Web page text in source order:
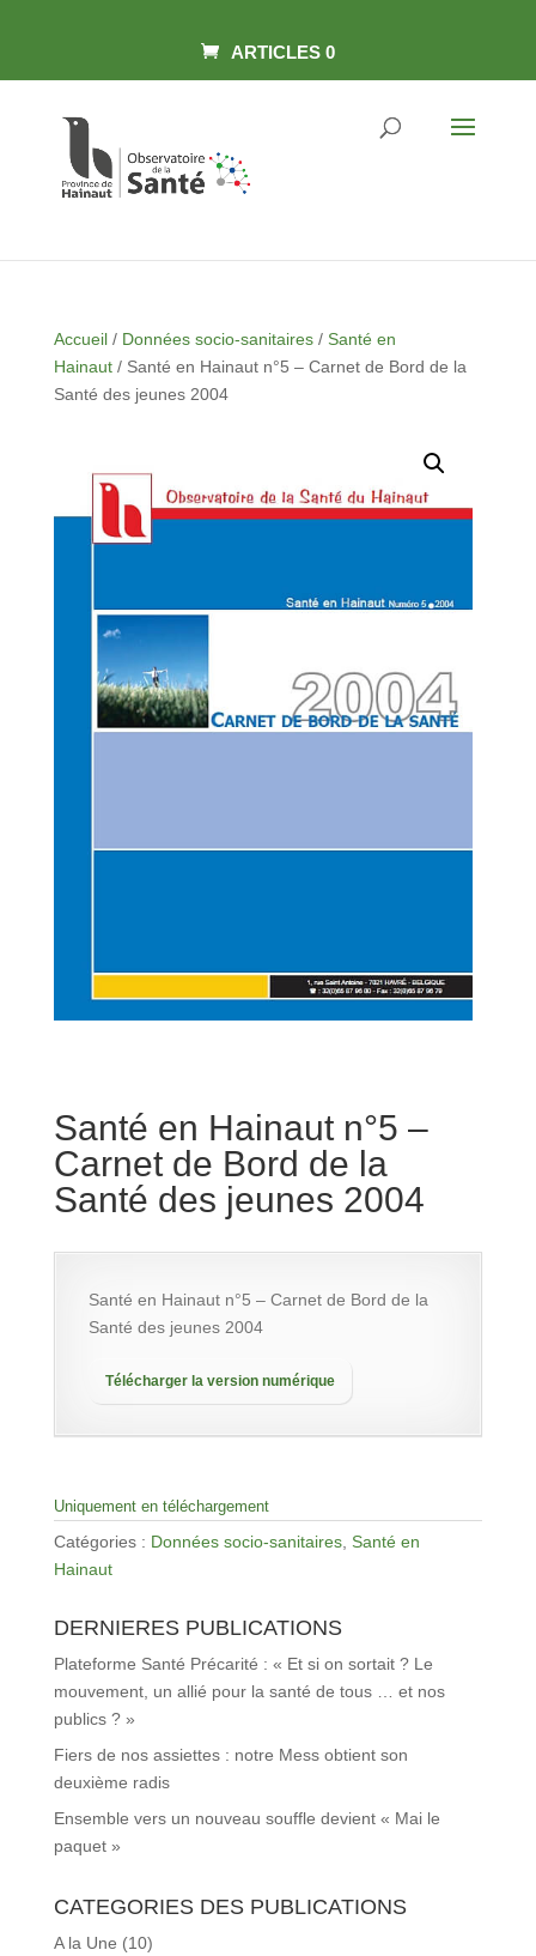
ARTICLES 0
Accueil/ Données socio-sanitaires/ Santé en
Hainaut/ Santé en Hainaut n°5 – Carnet de Bord de la
Santé des jeunes 2004
Santé en Hainaut n°5 –
Carnet de Bord de la
Santé des jeunes 2004
Santé en Hainaut n°5 – Carnet de Bord de la
Santé des jeunes 2004
Télécharger la version numérique
Uniquement en téléchargement
Catégories : Données socio-sanitaires, Santé en
Hainaut
DERNIERES PUBLICATIONS
Plateforme Santé Précarité : « Et si on sortait ? Le
mouvement, un allié pour la santé de tous … et nos
publics ? »
Fiers de nos assiettes : notre Mess obtient son
deuxième radis
Ensemble vers un nouveau souffle devient « Mai le
paquet »
CATEGORIES DES PUBLICATIONS
A la Une (10)